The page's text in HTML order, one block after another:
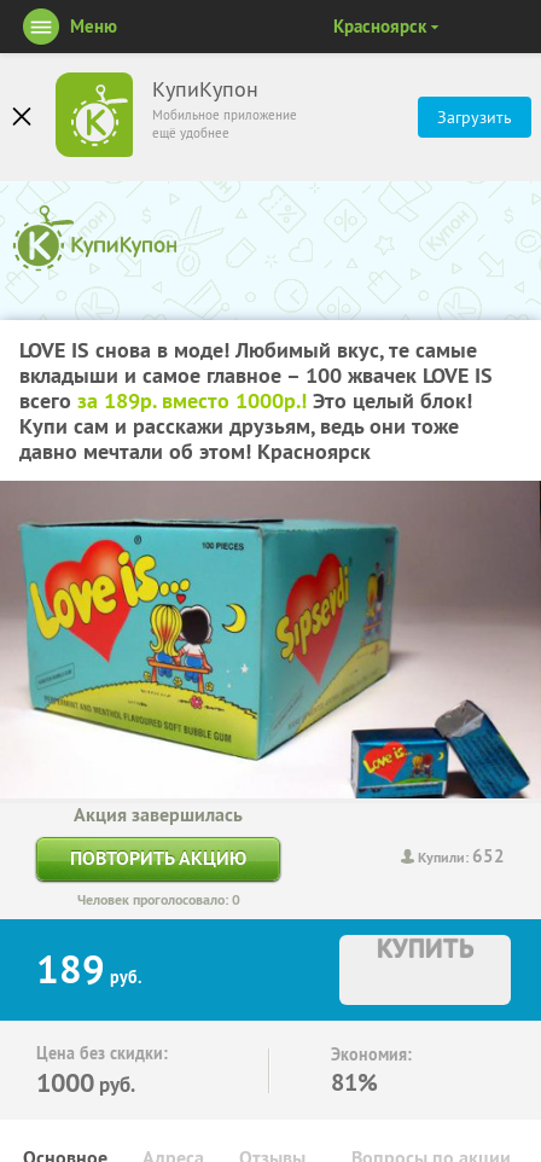
КупиКупон
Мобильное приложение
ещё удобнее
Загрузить
Меню Красноярск
LOVE IS снова в моде! Любимый вкус, те самые
вкладыши и самое главное – 100 жвачек LOVE IS
всего за 189р. вместо 1000р.! Это целый блок!
Купи сам и расскажи друзьям, ведь они тоже
давно мечтали об этом! Красноярск
Купили: 652
Акция завершилась
ПОВТОРИТЬ АКЦИЮ
Человек проголосовало: 0
189 руб.
КУПИТЬ
Цена без скидки:
1000 руб.
Экономия:
81%